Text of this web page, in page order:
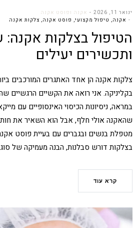
ינואר 11, 2026
אקנה ופוסט אקנה
אקנה, טיפול מקצועי, פוסט אקנה, צלקות אקנה
הטיפול בצלקות אקנה:
ותכשירים יעילים
צלקות אקנה הן אחד האתגרים המורכבים
בקליניקה. אני רואה את הקשיים הרגשיים
במראה, ניסיונות הכיסוי האינסופיים עם
שהאקנה אולי חלף, אבל הוא השאיר את
מטפלת בנשים ובגברים עם בעיית פוסט
בצלקות דורש סבלנות, הבנה מעמיקה של
קרא עוד